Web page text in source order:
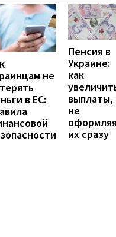
не
в ЕС:
Пенсия в
Украине:
как
выплаты,
не
их сразу